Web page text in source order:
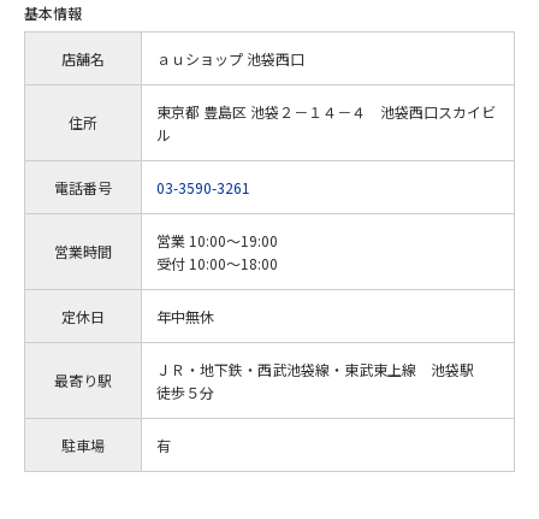
基本情報
店舗名 ａｕショップ 池袋西口
住所
東京都 豊島区 池袋２－１４－４ 池袋西口スカイビ
ル
電話番号 03-3590-3261
営業時間
営業 10:00～19:00
受付 10:00～18:00
定休日 年中無休
最寄り駅
ＪＲ・地下鉄・西武池袋線・東武東上線 池袋駅
徒歩５分
駐車場 有